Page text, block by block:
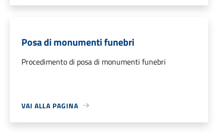
Posa di monumenti funebri
Procedimento di posa di monumenti funebri
VAI ALLA PAGINA